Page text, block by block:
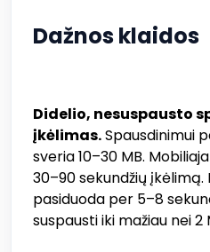
Dažnos klaidos
Didelio, nesuspausto
įkėlimas.Spausdinimui
sveria 10–30 MB.
30–90 sekundžių
pasiduoda per 5–8
suspausti iki mažiau nei 2